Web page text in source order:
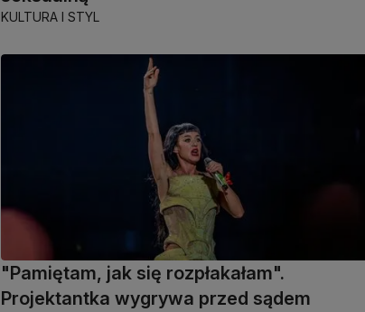
KULTURA I STYL
"Pamiętam, jak się rozpłakałam".
Projektantka wygrywa przed sądem